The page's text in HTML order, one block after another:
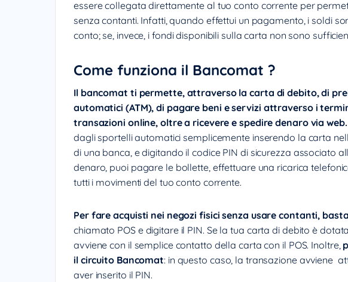
essere collegata direttamente al tuo conto corrente per
senza contanti. Infatti, quando effettui un pagamento, i soldi
conto; se, invece, i fondi disponibili sulla carta non sono
Come funziona il Bancomat ?
Il bancomat ti permette, attraverso la carta di debito,di
automatici (ATM), di pagare beni e servizi attraverso i
transazioni online, oltre a ricevere e spedire denaro via web.
dagli sportelli automatici semplicemente inserendo la carta
di una banca, e digitando il codice PIN di sicurezza associato
denaro, puoi pagare le bollette, effettuare una ricarica
tutti i movimenti del tuo conto corrente.
Per fare acquisti nei negozi fisici senza usare contanti,
chiamato POS e digitare il PIN. Se la tua carta di debito è
avviene con il semplice contatto della carta con il POS. Inoltre,
il circuito Bancomat: in questo caso, la transazione avviene
aver inserito il PIN.